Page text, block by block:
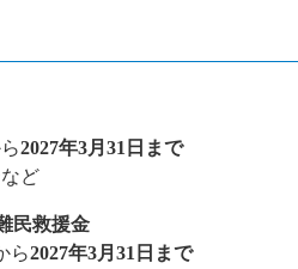
2027年3月31日まで
ど​
民救援金
ら2027年3月31日まで